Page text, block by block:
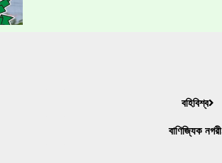
বহিবিশ্ব
বাণিজ্যিক নগরী